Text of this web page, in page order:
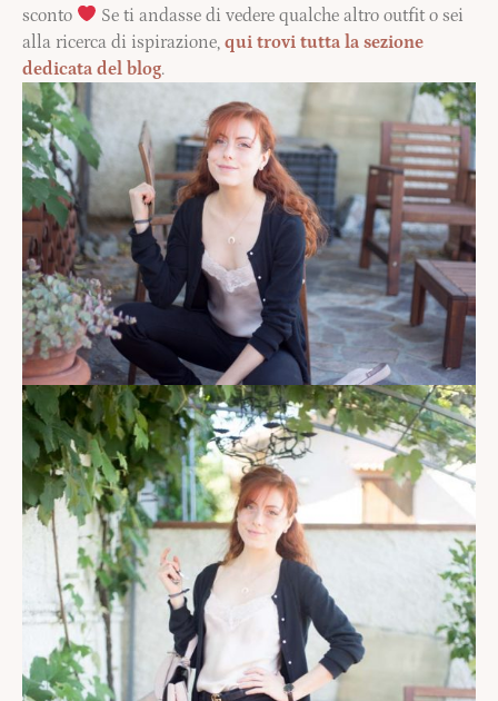
sconto
Se ti andasse di vedere qualche altro outfit o sei
alla ricerca di ispirazione, qui trovi tutta la sezione
dedicata del blog.